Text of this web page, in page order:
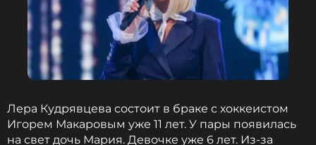
Лера Кудрявцева состоит в браке с хоккеистом
Игорем Макаровым уже 11 лет. У пары появилась
на свет дочь Мария. Девочке уже 6 лет. Из-за